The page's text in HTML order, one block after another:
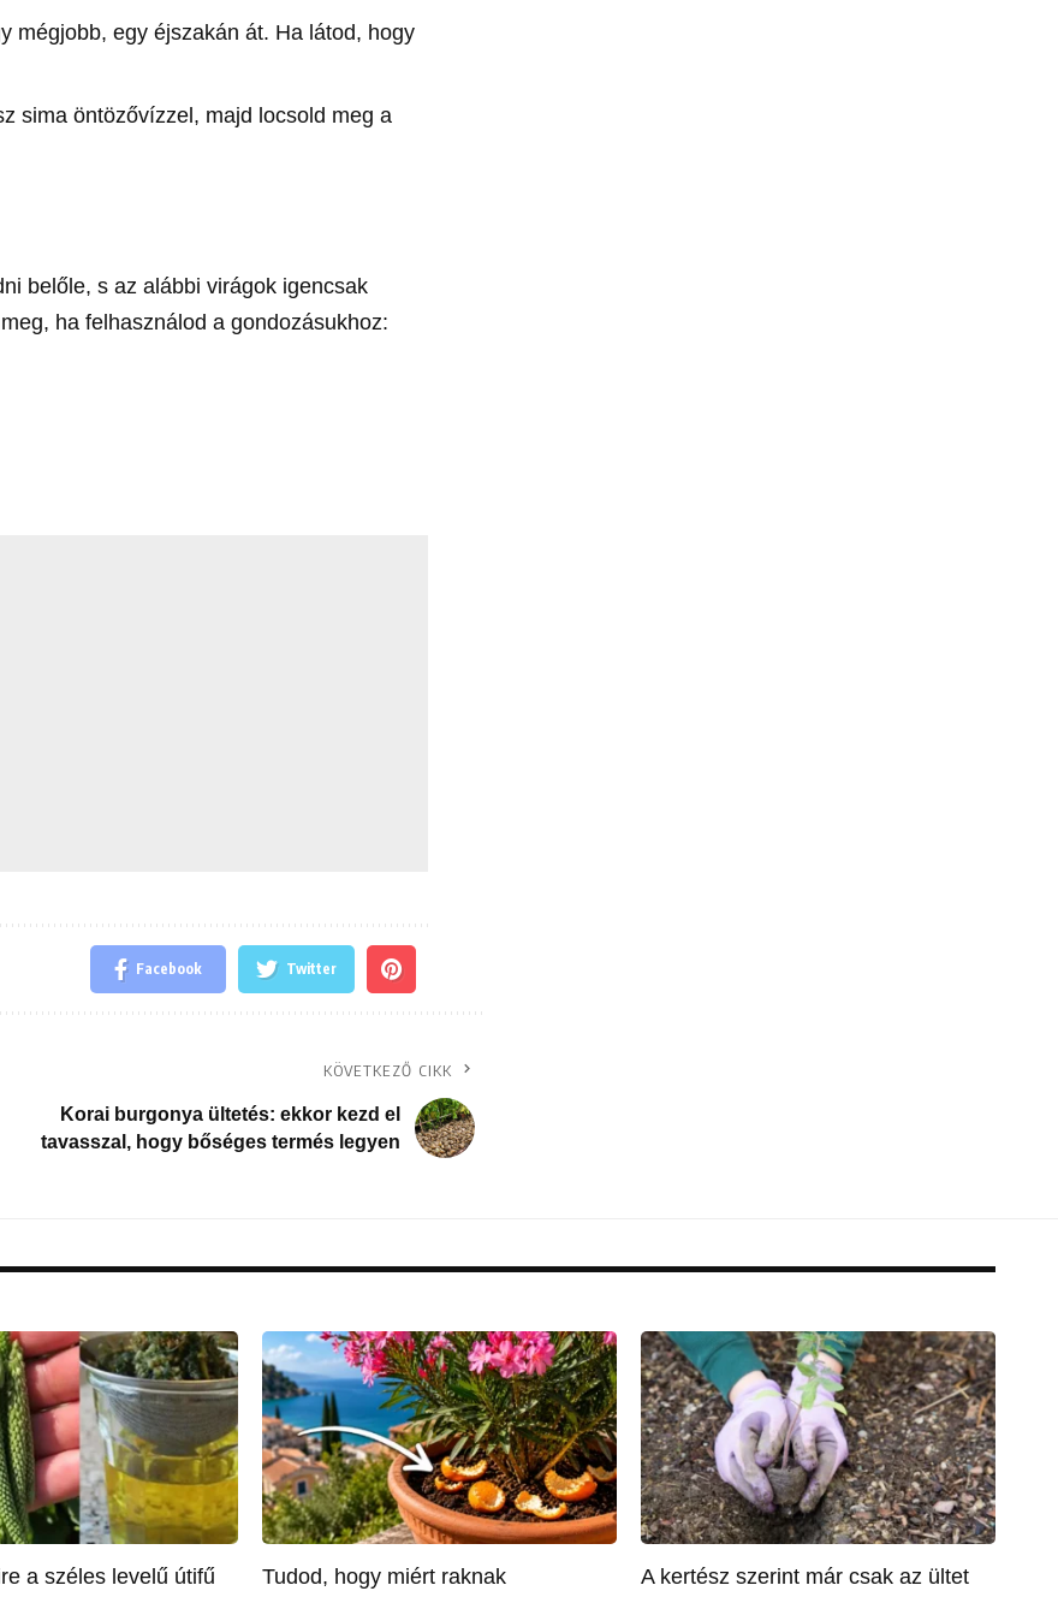
mégjobb, egy éjszakán át. Ha látod, hogy
sima öntözővízzel, majd locsold meg a
belőle, s az alábbi virágok igencsak
ha felhasználod a gondozásukhoz:
Facebook Twitter
KÖVETKEZŐ CIKK
Korai burgonya ültetés: ekkor kezd el
tavasszal, hogy bőséges termés legyen
a széles levelű útifű
Tudod, hogy miért raknak
A kertész szerint már csak az ültet